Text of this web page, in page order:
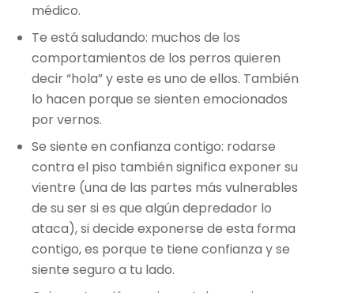
médico.
Te está saludando: muchos de los
comportamientos de los perros quieren
decir “hola” y este es uno de ellos. También
lo hacen porque se sienten emocionados
por vernos.
Se siente en confianza contigo: rodarse
contra el piso también significa exponer su
vientre (una de las partes más vulnerables
de su ser si es que algún depredador lo
ataca), si decide exponerse de esta forma
contigo, es porque te tiene confianza y se
siente seguro a tu lado.